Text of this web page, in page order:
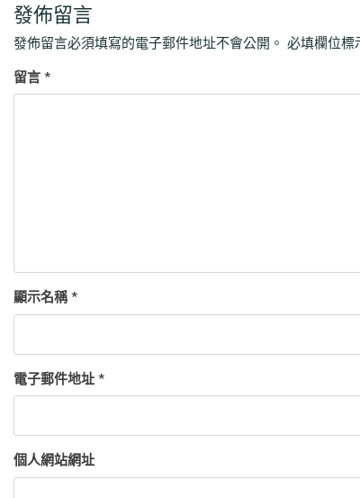
發佈留言
發佈留言必須填寫的電子郵件地址不會公開。 必填欄位標
留言 *
顯示名稱*
電子郵件地址 *
個人網站網址